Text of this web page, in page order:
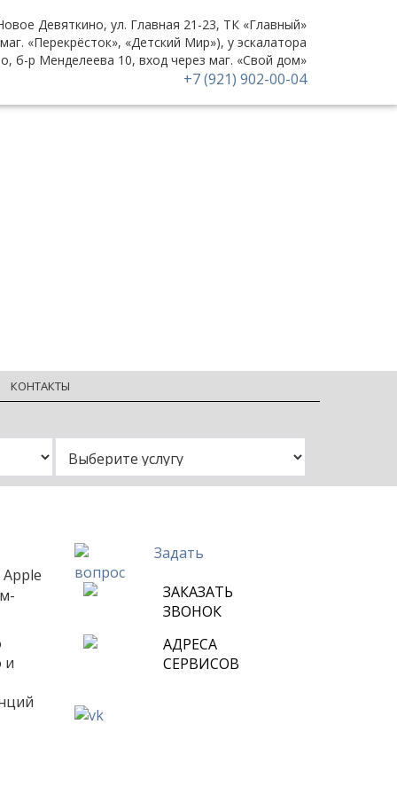
Девяткино, ул. Главная 21-23, ТК «Главный»
«Перекрёсток», «Детский Мир»), у эскалатора
б-р Менделеева 10, вход через маг. «Свой дом»
+7 (921) 902-00-04
или
КОНТАКТЫ
и
Задать
вопрос
ЗАКАЗАТЬ
ЗВОНОК
АДРЕСА
СЕРВИСОВ